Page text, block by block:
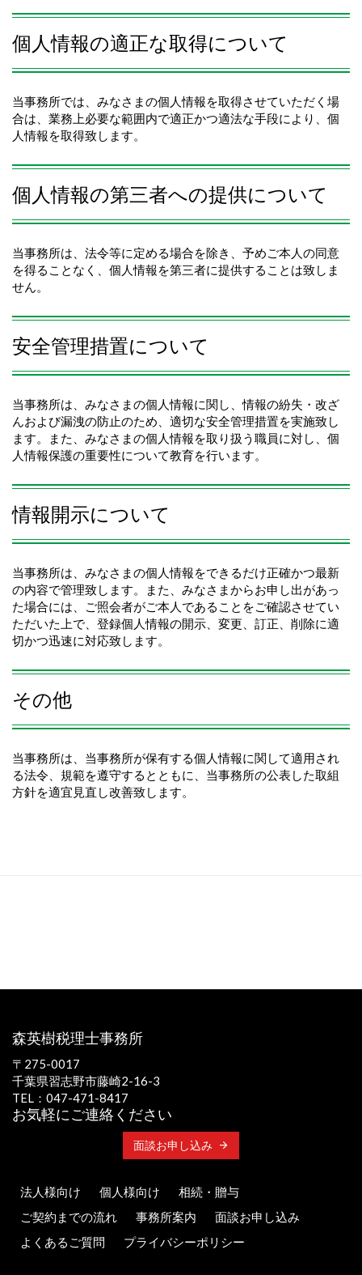
個人情報の適正な取得について
当事務所では、みなさまの個人情報を取得させていただく場
合は、業務上必要な範囲内で適正かつ適法な手段により、個
人情報を取得致します。
個人情報の第三者への提供について
当事務所は、法令等に定める場合を除き、予めご本人の同意
を得ることなく、個人情報を第三者に提供することは致しま
せん。
安全管理措置について
当事務所は、みなさまの個人情報に関し、情報の紛失・改ざ
んおよび漏洩の防止のため、適切な安全管理措置を実施致し
ます。また、みなさまの個人情報を取り扱う職員に対し、個
人情報保護の重要性について教育を行います。
情報開示について
当事務所は、みなさまの個人情報をできるだけ正確かつ最新
の内容で管理致します。また、みなさまからお申し出があっ
た場合には、ご照会者がご本人であることをご確認させてい
ただいた上で、登録個人情報の開示、変更、訂正、削除に適
切かつ迅速に対応致します。
その他
当事務所は、当事務所が保有する個人情報に関して適用され
る法令、規範を遵守するとともに、当事務所の公表した取組
方針を適宜見直し改善致します。
森英樹税理士事務所
〒275-0017
千葉県習志野市藤崎2-16-3
TEL：047-471-8417
お気軽にご連絡ください
面談お申し込み
法人様向け 個人様向け
相続・贈与
ご契約までの流れ
事務所案内
面談お申し込み
よくあるご質問
プライバシーポリシー